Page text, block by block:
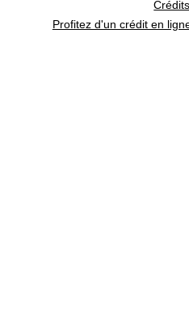
Crédits
Profitez d'un crédit en